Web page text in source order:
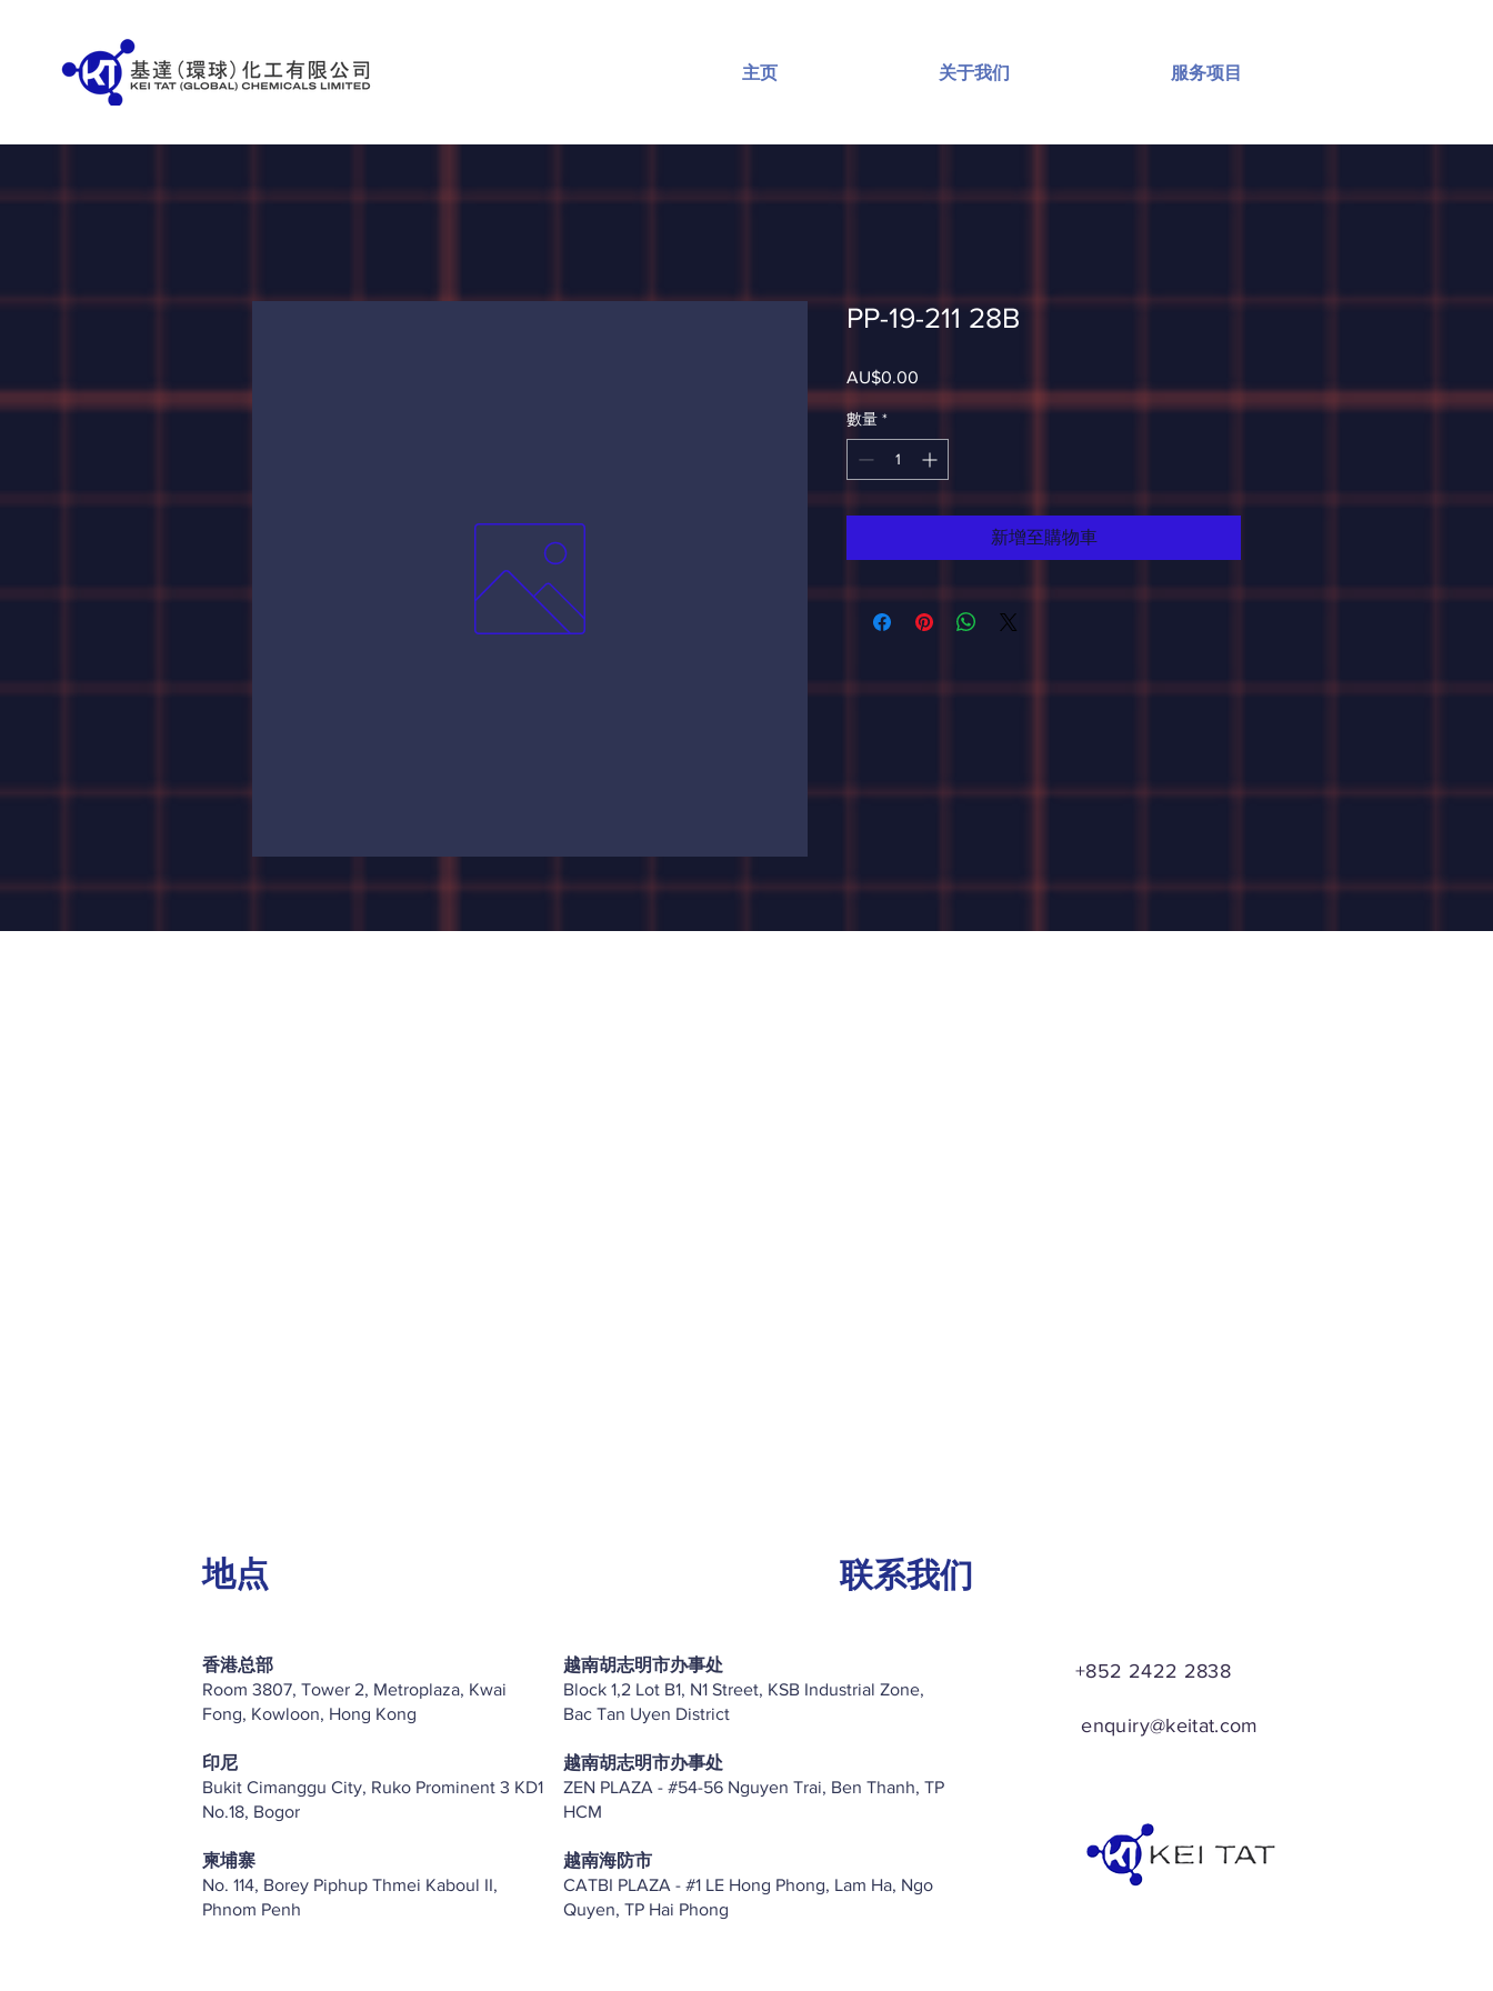
主页 关于我们 服务项目
PP-19-211 28B
AU$0.00
數量 *
新增至購物車
地点
香港总部
Room 3807, Tower 2, Metroplaza, Kwai
Fong, Kowloon, Hong Kong
印尼
Bukit Cimanggu City, Ruko Prominent 3 KD1
No.18, Bogor
柬埔寨
No. 114, Borey Piphup Thmei Kaboul II,
Phnom Penh
联系我们
越南胡志明市办事处
Block 1,2 Lot B1, N1 Street, KSB Industrial Zone,
Bac Tan Uyen District
越南胡志明市办事处
ZEN PLAZA - #54-56 Nguyen Trai, Ben Thanh, TP
HCM
越南海防市
CATBI PLAZA - #1 LE Hong Phong, Lam Ha, Ngo
Quyen, TP Hai Phong
+852 2422 2838
enquiry@keitat.com